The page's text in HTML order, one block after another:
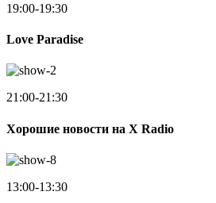
19:00-19:30
Love Paradise
21:00-21:30
Хорошие новости на X Radio
13:00-13:30